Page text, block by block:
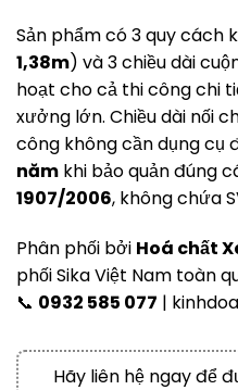
Sản phẩm có 3 quy cách
1,38m) và 3 chiều dài
hoạt cho cả thi công chi
xưởng lớn. Chiều dài nối
công không cần dụng cụ
năm khi bảo quản đúng
1907/2006, không chứa
Phân phối bởi Hoá chất
phối Sika Việt Nam toàn
📞 0932 585 077 |
Hãy liên hệ ngay để